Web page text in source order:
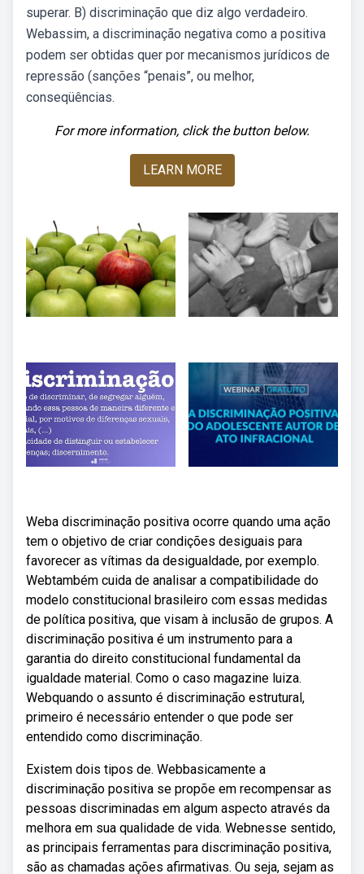
superar. B) discriminação que diz algo verdadeiro.
Webassim, a discriminação negativa como a positiva
podem ser obtidas quer por mecanismos jurídicos de
repressão (sanções “penais”, ou melhor,
conseqüências.
For more information, click the button below.
LEARN MORE
Weba discriminação positiva ocorre quando uma ação
tem o objetivo de criar condições desiguais para
favorecer as vítimas da desigualdade, por exemplo.
Webtambém cuida de analisar a compatibilidade do
modelo constitucional brasileiro com essas medidas
de política positiva, que visam à inclusão de grupos. A
discriminação positiva é um instrumento para a
garantia do direito constitucional fundamental da
igualdade material. Como o caso magazine luiza.
Webquando o assunto é discriminação estrutural,
primeiro é necessário entender o que pode ser
entendido como discriminação.
Existem dois tipos de. Webbasicamente a
discriminação positiva se propõe em recompensar as
pessoas discriminadas em algum aspecto através da
melhora em sua qualidade de vida. Webnesse sentido,
as principais ferramentas para discriminação positiva,
são as chamadas ações afirmativas. Ou seja, sejam as